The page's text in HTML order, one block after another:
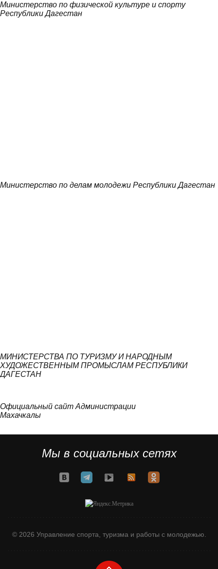
Министерство по физической культуре и спорту
Республики Дагестан
Министерство по делам молодежи Республики Дагестан
МИНИСТЕРСТВА ПО ТУРИЗМУ И НАРОДНЫМ
ХУДОЖЕСТВЕННЫМ ПРОМЫСЛАМ РЕСПУБЛИКИ
ДАГЕСТАН
Официальный сайт Администрации
Махачкалы
Мы в социальных сетях
© 2026 Управление спорта, туризма и работы с молодежью.